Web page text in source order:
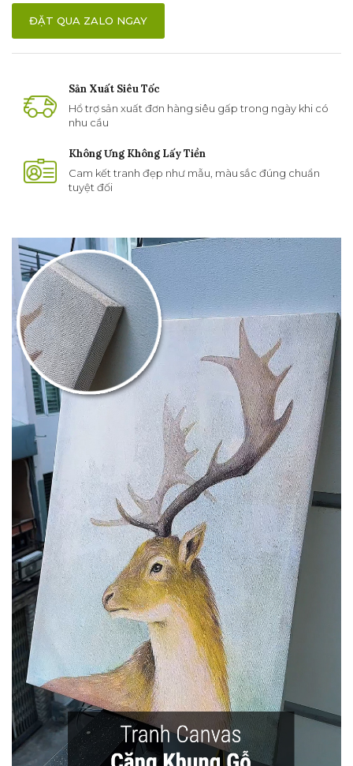
ĐẶT QUA ZALO NGAY
Sản Xuất Siêu Tốc
Hổ trợ sản xuất đơn hàng siêu gấp trong ngày khi có
nhu cầu
Không Ưng Không Lấy Tiền
Cam kết tranh đẹp như mẫu, màu sắc đúng chuẩn
tuyệt đối